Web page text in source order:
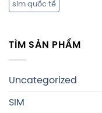
sim quốc tế
TÌM SẢN PHẨM
Uncategorized
SIM